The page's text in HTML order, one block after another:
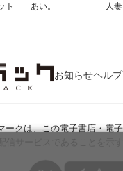
ト あい。
お知らせヘル
ークは、この電子書店・電